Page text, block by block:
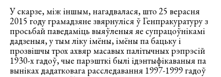
У скарзе, між іншым, нагадвалася, што 25 верасня
2015 году грамадзяне звярнуліся ў Генпракуратуру з
просьбай паведаміць выяўленыя яе супрацоўнікамі
дадзеныя, у тым ліку імёны, імёны па бацьку і
прозвішчы трох ахвяр масавых палітычных рэпрэсій
1930-х гадоў, чые парэшткі былі ідэнтыфікаваныя па
выніках дадатковага расследавання 1997-1999 гадоў